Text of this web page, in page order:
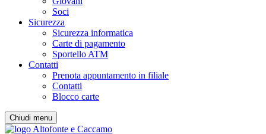
Soci
Sicurezza
Sicurezza informatica
Carte di pagamento
Sportello ATM
Contatti
Prenota appuntamento in filiale
Contatti
Blocco carte
Chiudi menu